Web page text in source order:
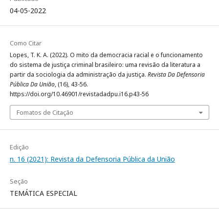
04-05-2022
Como Citar
Lopes, T. K. A. (2022). O mito da democracia racial e o funcionamento
do sistema de justiça criminal brasileiro: uma revisão da literatura a
partir da sociologia da administração da justiça. Revista Da Defensoria
Pública Da União, (16), 43-56.
https://doi.org/10.46901/revistadadpu.i16.p43-56
Fomatos de Citação
Edição
n. 16 (2021): Revista da Defensoria Pública da União
Seção
TEMÁTICA ESPECIAL